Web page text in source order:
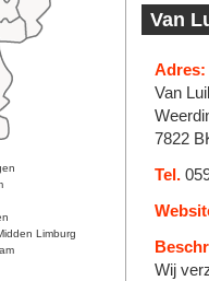
Limburg
Van
Adres:
Van
7822
Tel.
Wij